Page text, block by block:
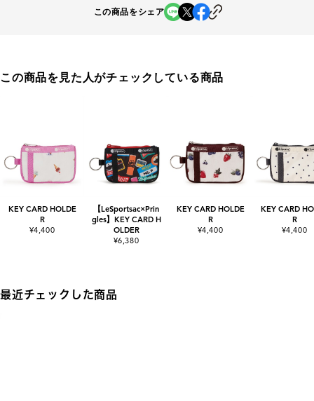
この商品をシェア
この商品を見た人がチェックしている商品
KEY CARD HOLDE
R
¥4,400
【LeSportsac×Prin
gles】KEY CARD H
OLDER
¥6,380
KEY CARD HOLDE
R
¥4,400
KEY CARD
R
¥4,400
最近チェックした商品